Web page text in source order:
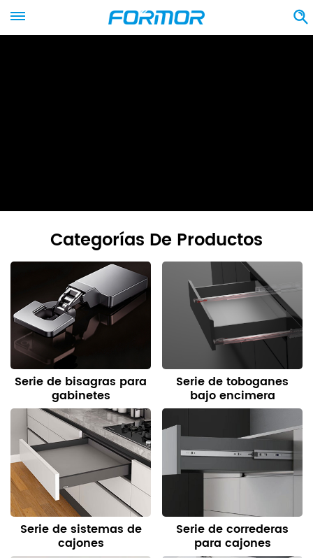
Categorías De Productos
Serie de bisagras para
gabinetes
Serie de toboganes
bajo encimera
Serie de sistemas de
cajones
Serie de correderas
para cajones